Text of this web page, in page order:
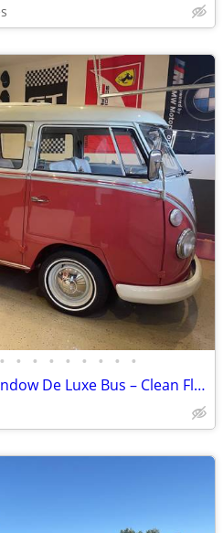
• • • • • • • • •
1968 Volkswagen Split Window De Luxe Bus – Clean Florida Title